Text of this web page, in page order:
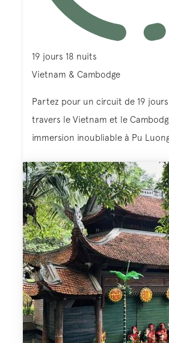
19 jours 18 nuits
Vietnam & Cambodge
Partez pour un circuit de 19
travers le Vietnam et le
immersion inoubliable à Pu